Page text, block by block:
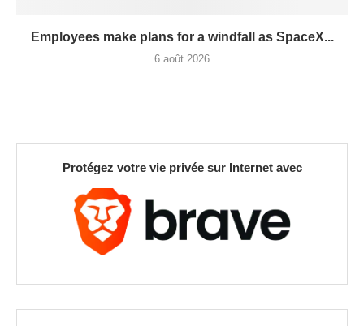
Employees make plans for a windfall as SpaceX...
6 août 2026
Protégez votre vie privée sur Internet avec